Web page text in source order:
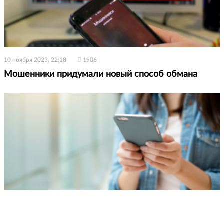
10 ноября 2023, 22:18 1906
Мошенники придумали новый способ обмана